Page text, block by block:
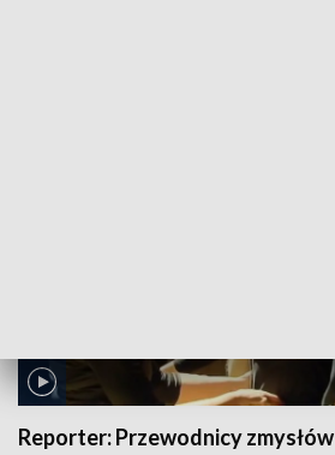
Reporter:Przewodnicy zmysłów